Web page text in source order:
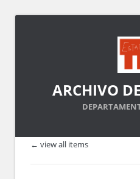
ARCHIVO
← view all items